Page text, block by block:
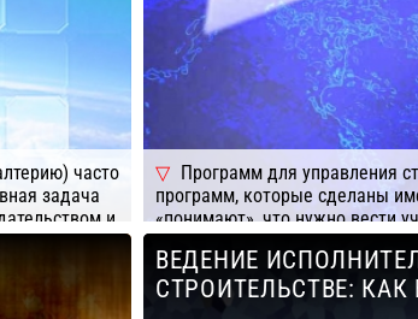
часто
задача
и
Программ для управления
программ, которые сделаны
«понимают», что нужно вести
субподрядчик – единицы.
ВЕДЕНИЕ
СТРОИТЕЛЬСТВЕ: